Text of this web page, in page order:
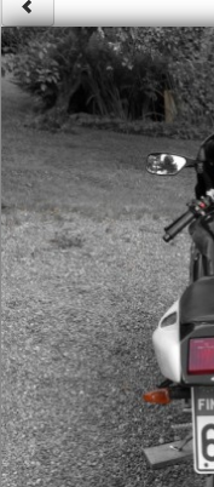
Säännöt ja ohjeet
Uudet ajoneuvot
Uudet kuvat
Uudet videot
Uudet kommentit
MYYDÄÄN
Ohjeet
Ajoneuvot
Osat
TIETOPANKKI
TAPAHTUMAT
MP15 kuvia
MP14 kuvia
MP13 kuvia
ACS 2015 kuvia
Lisää uusi tapahtuma